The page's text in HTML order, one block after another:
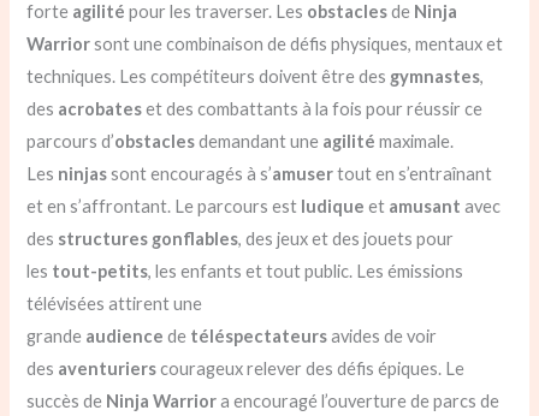
forte agilité pour les traverser. Les obstaclesde Ninja
Warriorsont une combinaison de défis physiques, mentaux et
techniques. Les compétiteurs doivent être des gymnastes,
des acrobateset des combattants à la fois pour réussir ce
parcours d’obstaclesdemandant une agilité maximale.
Les ninjassont encouragés à s’amusertout en s’entraînant
et en s’affrontant. Le parcours est ludique et amusant avec
des structures gonflables, des jeux et des jouets pour
les tout-petits, les enfants et tout public. Les émissions
télévisées attirent une
grande audience de téléspectateursavides de voir
des aventurierscourageux relever des défis épiques. Le
succès de Ninja Warriora encouragé l’ouverture de parcs de